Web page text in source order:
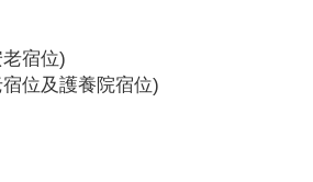
宿位)
位及護養院宿位)